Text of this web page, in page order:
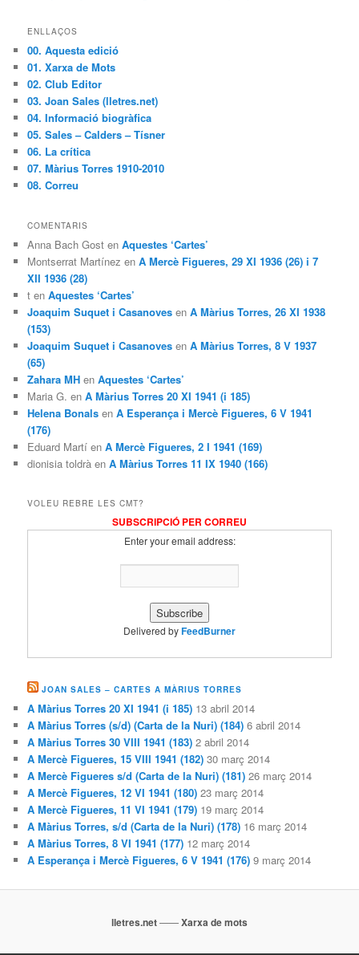
ENLLAÇOS
00. Aquesta edició
01. Xarxa de Mots
02. Club Editor
03. Joan Sales (lletres.net)
04. Informació biogràfica
05. Sales – Calders – Tísner
06. La crítica
07. Màrius Torres 1910-2010
08. Correu
COMENTARIS
Anna Bach Gost enAquestes ‘Cartes’
Montserrat Martínez enA Mercè Figueres, 29 XI 1936 (26) i 7
XII 1936 (28)
t enAquestes ‘Cartes’
Joaquim Suquet i Casanoves enA Màrius Torres, 26 XI 1938
(153)
Joaquim Suquet i Casanoves enA Màrius Torres, 8 V 1937
(65)
Zahara MH enAquestes ‘Cartes’
Maria G. enA Màrius Torres 20 XI 1941 (i 185)
Helena Bonals enA Esperança i Mercè Figueres, 6 V 1941
(176)
Eduard Martí enA Mercè Figueres, 2 I 1941 (169)
dionisia toldrà enA Màrius Torres 11 IX 1940 (166)
VOLEU REBRE LES CMT?
SUBSCRIPCIÓ PER CORREU
Enter your email address:
Delivered byFeedBurner
JOAN SALES – CARTES A MÀRIUS TORRES
A Màrius Torres 20 XI 1941 (i 185) 13 abril 2014
A Màrius Torres (s/d) (Carta de la Nuri) (184) 6 abril 2014
A Màrius Torres 30 VIII 1941 (183) 2 abril 2014
A Mercè Figueres, 15 VIII 1941 (182) 30 març 2014
A Mercè Figueres s/d (Carta de la Nuri) (181) 26 març 2014
A Mercè Figueres, 12 VI 1941 (180) 23 març 2014
A Mercè Figueres, 11 VI 1941 (179) 19 març 2014
A Màrius Torres, s/d (Carta de la Nuri) (178) 16 març 2014
A Màrius Torres, 8 VI 1941 (177) 12 març 2014
A Esperança i Mercè Figueres, 6 V 1941 (176) 9 març 2014
lletres.net——Xarxa de mots